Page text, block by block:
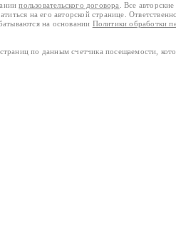
пользовательского договора
. Все
на его авторской странице.
на основании Политики обработки
по данным счетчика посещаемости,